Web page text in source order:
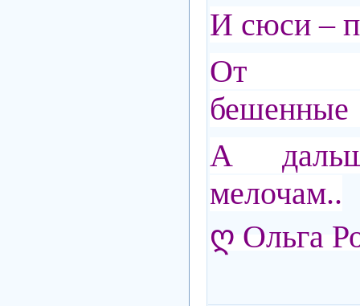
И сюси –
От
бешенные
А
мелочам..
ღ Ольга